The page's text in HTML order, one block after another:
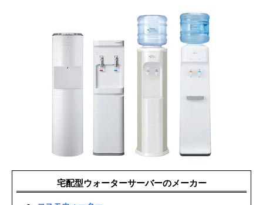
宅配型ウォーターサーバーのメーカー